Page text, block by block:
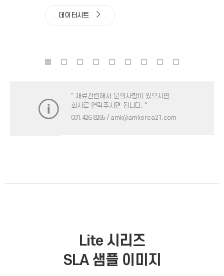
데이터시트
" 재료관련해서 문의사항이 있으시면
회사로 연락주시면 됩니다. "
031. 426. 8265 / amk@amkorea21.com
Lite 시리즈
SLA 샘플 이미지